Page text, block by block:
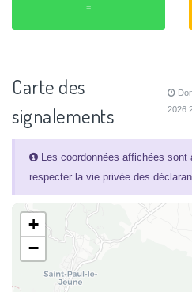
=
Carte des
signalements
2026
Les coordonnées affichées sont
respecter la vie privée des
+
−